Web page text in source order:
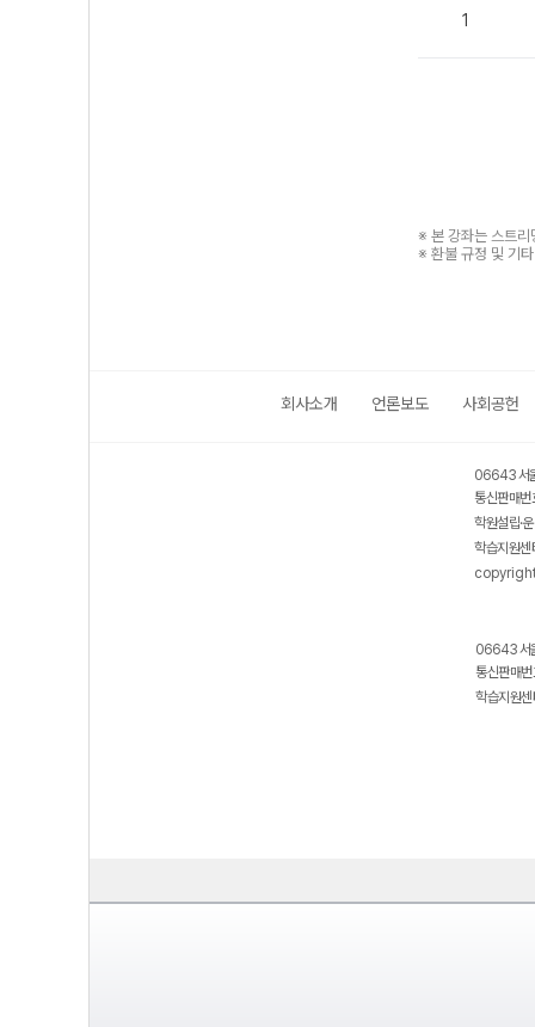
1
※ 본 강좌는 스트리
※ 환불 규정 및 기
회사소개 언론보도 사회공헌
06643 서
통신판매
학원설립·
학습지원
06643 서
통신판매
학습지원